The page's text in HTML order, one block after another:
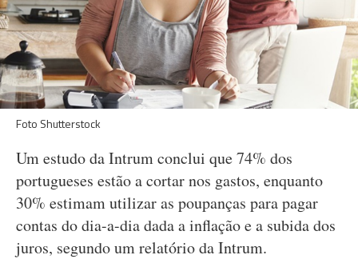
Foto Shutterstock
Um estudo da Intrum conclui que 74% dos
portugueses estão a cortar nos gastos, enquanto
30% estimam utilizar as poupanças para pagar
contas do dia-a-dia dada a inflação e a subida dos
juros, segundo um relatório da Intrum.